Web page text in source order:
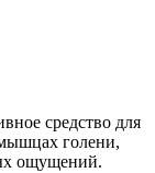
средство для
голени,
ощущений.